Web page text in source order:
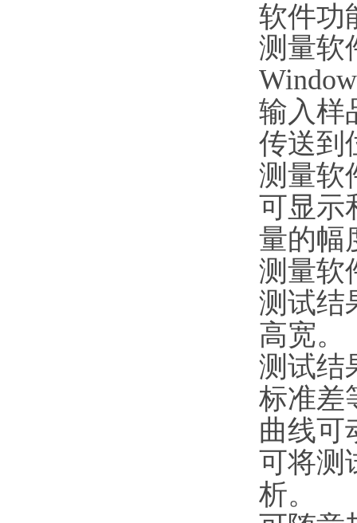
软件功
测量软
输入样
传送到
测量软
可显示
量的幅
测量软
测试结
高宽。
测试结
标准差
曲线可
可将测
析。